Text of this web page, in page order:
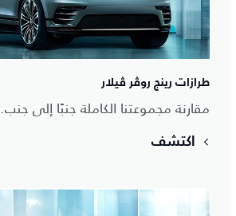
طرازات رينج روڤر ڤيلار
مقارنة مجموعتنا الكاملة جنبًا إلى جنب.
اكتشف